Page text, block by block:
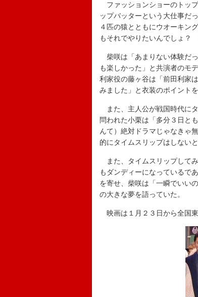
ファッションショーのトッ
ップバッターという大仕事だ
４匹の猿とともにウオーキン
もそれでやりたいんでしょ？
柴咲は「あまりない体験だ
も楽しかった」と共演者のモ
利家役の藤ヶ谷は「前田利家
みました」と衣装のポイントを
また、主人公が戦国時代に
問われた小栗は「多分３日と
んて）絶対ドラマじゃなきゃ
的にタイムスリップはしない
また、タイムスリップして
もダンディーになっているで
を寄せ、柴咲は「一瞬でいい
の大きな夢を語っていた。
映画は１月２３日から全国東